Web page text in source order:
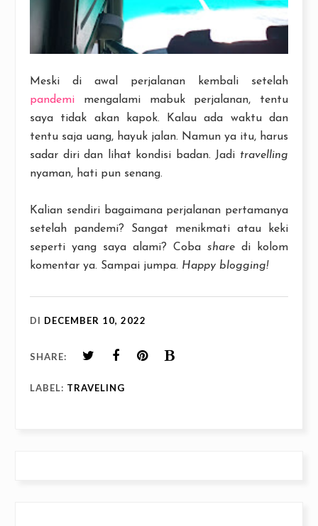
Meski di awal perjalanan kembali setelah
pandemi mengalami mabuk perjalanan, tentu
saya tidak akan kapok. Kalau ada waktu dan
tentu saja uang, hayuk jalan. Namun ya itu, harus
sadar diri dan lihat kondisi badan. Jadi travelling
nyaman, hati pun senang.
Kalian sendiri bagaimana perjalanan pertamanya
setelah pandemi? Sangat menikmati atau keki
seperti yang saya alami? Coba share di kolom
komentar ya. Sampai jumpa. Happy blogging!
DI DECEMBER 10, 2022
SHARE:
LABEL: TRAVELING